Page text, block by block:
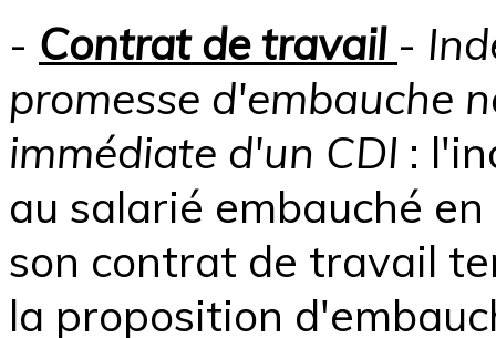
- Contrat de travail -
promesse d'embauche
immédiate d'un CDI :
au salarié embauché
son contrat de travail
la proposition